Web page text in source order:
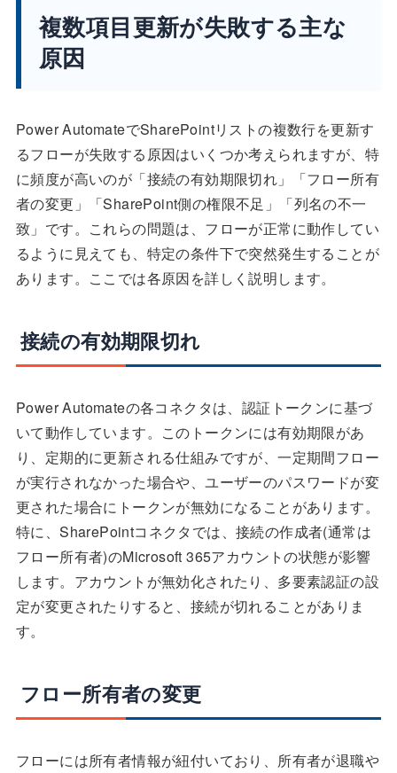
複数項目更新が失敗する主な
原因
Power AutomateでSharePointリストの複数行を更新す
るフローが失敗する原因はいくつか考えられますが、特
に頻度が高いのが「接続の有効期限切れ」「フロー所有
者の変更」「SharePoint側の権限不足」「列名の不一
致」です。これらの問題は、フローが正常に動作してい
るように見えても、特定の条件下で突然発生することが
あります。ここでは各原因を詳しく説明します。
接続の有効期限切れ
Power Automateの各コネクタは、認証トークンに基づ
いて動作しています。このトークンには有効期限があ
り、定期的に更新される仕組みですが、一定期間フロー
が実行されなかった場合や、ユーザーのパスワードが変
更された場合にトークンが無効になることがあります。
特に、SharePointコネクタでは、接続の作成者(通常は
フロー所有者)のMicrosoft 365アカウントの状態が影響
します。アカウントが無効化されたり、多要素認証の設
定が変更されたりすると、接続が切れることがありま
す。
フロー所有者の変更
フローには所有者情報が紐付いており、所有者が退職や